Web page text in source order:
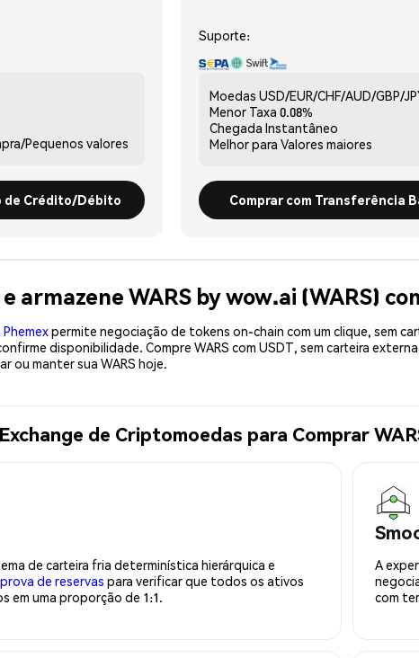
Pequenos valores
de Crédito/Débito
Suporte:
Moedas USD/EUR/CHF/AUD/GBP/
Menor Taxa 0.08%
Chegada Instantâneo
Melhor para Valores maiores
Comprar com Transferência
armazene WARS by wow.ai (WARS)
permite negociação de tokens on-chain com um clique, sem
disponibilidade. Compre WARS com USDT, sem carteira
ou manter sua WARS hoje.
de Criptomoedas para Comprar
de carteira fria determinística hierárquica e
prova de reservas para verificar que todos os ativos
em uma proporção de 1:1.
A
com